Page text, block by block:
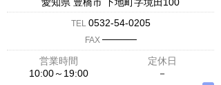
TEL 0532-54-0205
FAX ─────
営業時間
定休日
10:00～19:00
－